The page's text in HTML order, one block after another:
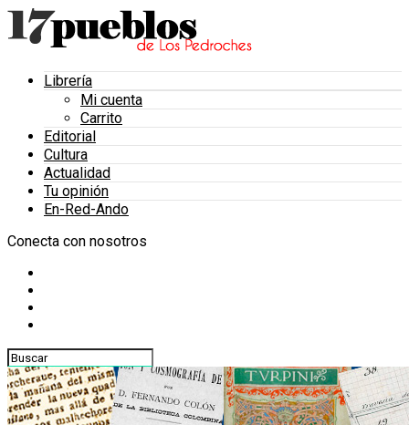
Librería
Mi cuenta
Carrito
Editorial
Cultura
Actualidad
Tu opinión
En-Red-Ando
Conecta con nosotros